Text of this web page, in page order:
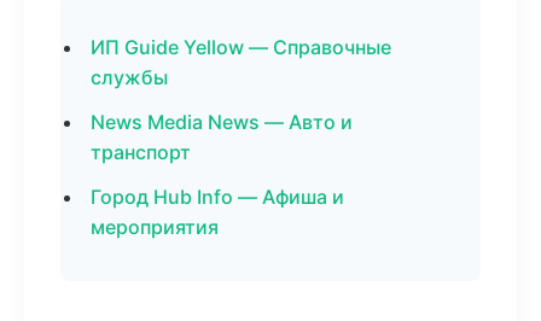
ИП Guide Yellow — Справочные
службы
News Media News — Авто и
транспорт
Город Hub Info — Афиша и
мероприятия